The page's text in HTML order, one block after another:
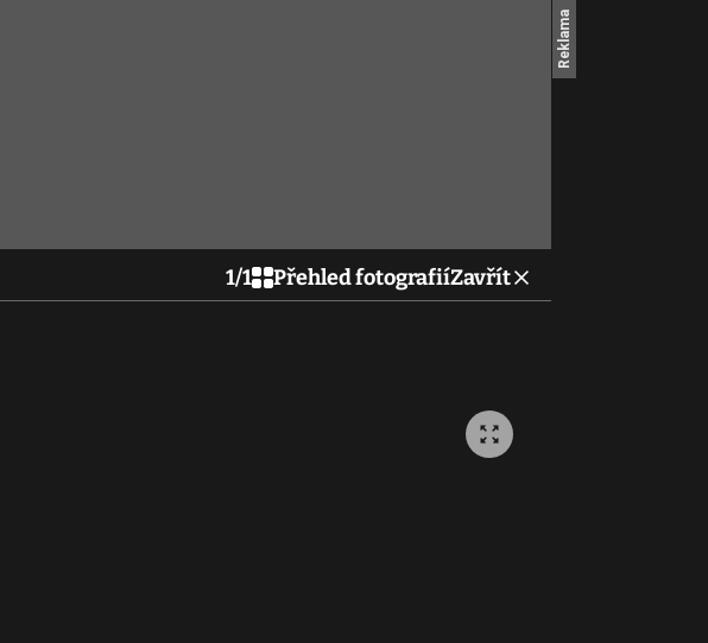
1/1 Přehled fotografiíZavřít